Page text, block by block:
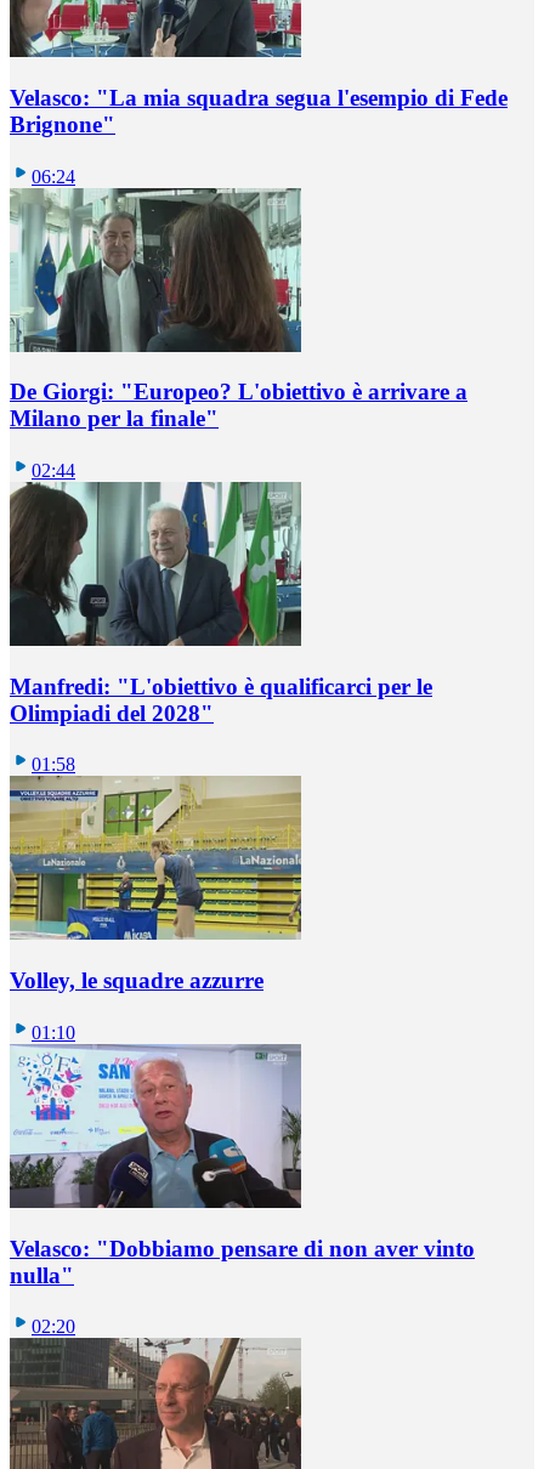
Velasco: "La mia squadra segua l'esempio di Fede
Brignone"
06:24
De Giorgi: "Europeo? L'obiettivo è arrivare a
Milano per la finale"
02:44
Manfredi: "L'obiettivo è qualificarci per le
Olimpiadi del 2028"
01:58
Volley, le squadre azzurre
01:10
Velasco: "Dobbiamo pensare di non aver vinto
nulla"
02:20